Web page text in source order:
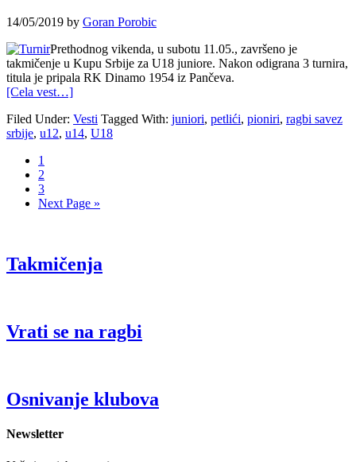
14/05/2019 by Goran Porobic
Prethodnog vikenda, u subotu 11.05., završeno je
takmičenje u Kupu Srbije za U18 juniore. Nakon odigrana 3 turnira,
titula je pripala RK Dinamo 1954 iz Pančeva.
[Cela vest…]
Filed Under: Vesti Tagged With: juniori, petlići, pioniri, ragbi savez
srbije, u12, u14, U18
1
2
3
Next Page »
Takmičenja
Vrati se na ragbi
Osnivanje klubova
Newsletter